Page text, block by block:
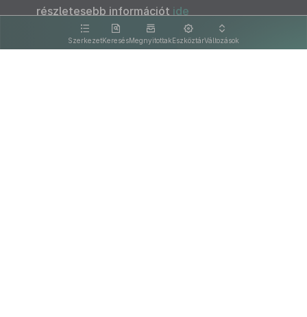
SzerkezetKeresésMegnyitottakEszköztárVáltozások
részletesebb információt ide
kattintva olvashat.